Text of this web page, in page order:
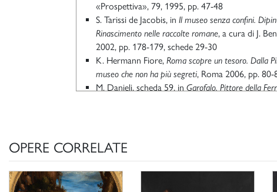
«Prospettiva», 79, 1995, pp. 47-48
S. Tarissi de Jacobis, in Il museo senza confini.
Rinascimento nelle raccolte romane, a cura di J.
2002, pp. 178-179, schede 29-30
K. Hermann Fiore, Roma scopre un tesoro. Dalla
museo che non ha più segreti, Roma 2006, pp. 80-
M. Danieli, scheda 59, in Garofalo. Pittore della
della mostra (Ferrara, Castello Estense, 5 aprile
OPERE CORRELATE